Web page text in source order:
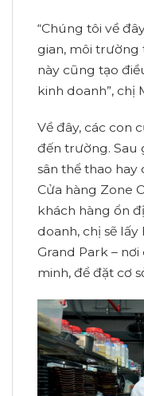
“Chúng tôi về
gian, môi trường
này cũng tạo
kinh doanh”, chị
Về đây, các con
đến trường. Sau
sân thể thao hay
Cửa hàng Zone
khách hàng ổn
doanh, chị sẽ
Grand Park –
minh, để đặt cơ